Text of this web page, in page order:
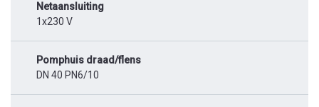
Netaansluiting
1x230 V
Pomphuis draad/flens
DN 40 PN6/10